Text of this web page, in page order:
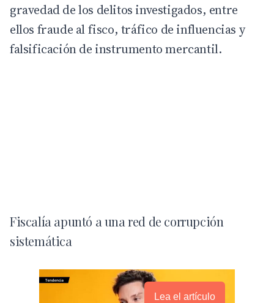
gravedad de los delitos investigados, entre
ellos fraude al fisco, tráfico de influencias y
falsificación de instrumento mercantil.
Fiscalía apuntó a una red de corrupción
sistemática
Lea el artículo